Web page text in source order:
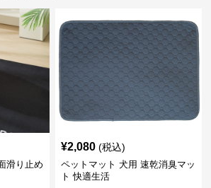
滑り止め
¥2,080 (税込)
ペットマット 犬用 速乾消臭マッ
ト 快適生活